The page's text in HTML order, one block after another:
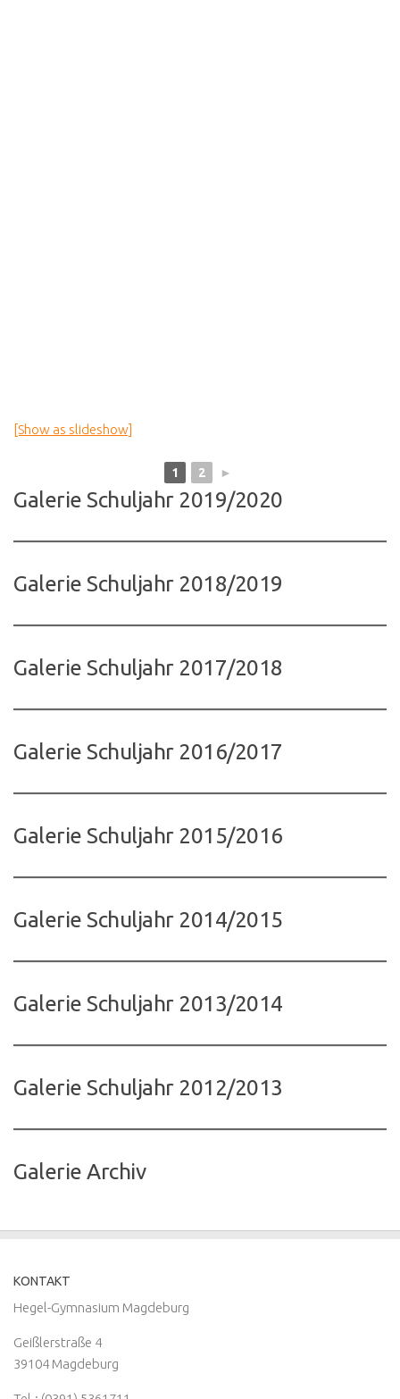
[Show as slideshow]
1 2 ►
Galerie Schuljahr 2019/2020
Galerie Schuljahr 2018/2019
Galerie Schuljahr 2017/2018
Galerie Schuljahr 2016/2017
Galerie Schuljahr 2015/2016
Galerie Schuljahr 2014/2015
Galerie Schuljahr 2013/2014
Galerie Schuljahr 2012/2013
Galerie Archiv
KONTAKT
Hegel-Gymnasium Magdeburg
Geißlerstraße 4
39104 Magdeburg